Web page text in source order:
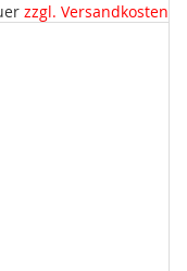
zzgl. Versandkosten